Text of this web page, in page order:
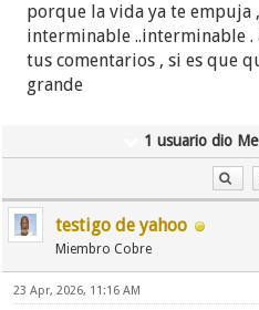
porque la vida ya te empuja
interminable ..interminable .
tus comentarios , si es que
grande
1 usuario dio
testigo de yahoo
Miembro Cobre
23 Apr, 2026, 11:16 AM